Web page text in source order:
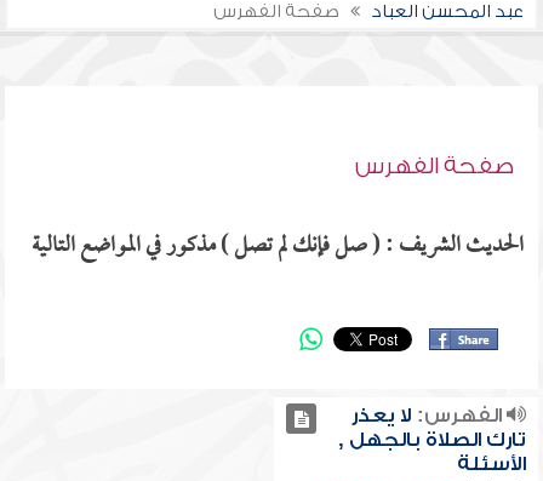
عبد المحسن العباد
صفحة الفهرس
صفحة الفهرس
الحديث الشريف : ( صل فإنك لم تصل ) مذكور في المواضع التالية
الفهرس: لا يعذر
تارك الصلاة بالجهل ,
الأسئلة